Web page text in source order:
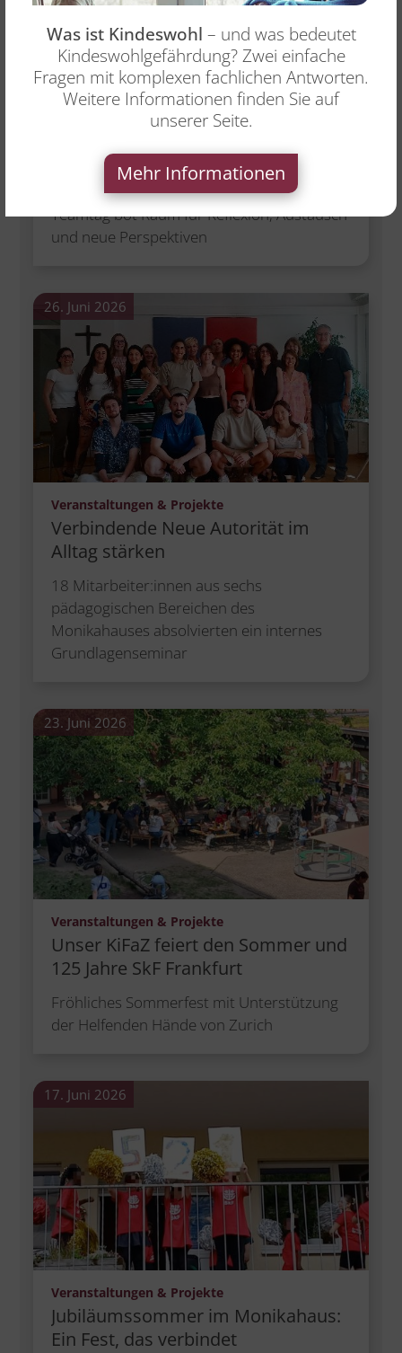
:
Leitungsteam: Was gute Führung
Teamtag bot Raum für Reflexion, Austausch
und neue Perspektiven
Veranstaltungen & Projekte:
Verbindende Neue Autorität im
Alltag stärken
26. Juni 2026
18 Mitarbeiter:innen aus sechs
pädagogischen Bereichen des
Monikahauses absolvierten ein internes
Grundlagenseminar
Veranstaltungen & Projekte:
Unser KiFaZ feiert den Sommer und
125 Jahre SkF Frankfurt
23. Juni 2026
Fröhliches Sommerfest mit Unterstützung
der Helfenden Hände von Zurich
Veranstaltungen & Projekte:
Jubiläumssommer im Monikahaus:
Ein Fest, das verbindet
17. Juni 2026
Was ist Kindeswohl – und was bedeutet
Kindeswohlgefährdung? Zwei einfache
Fragen mit komplexen fachlichen Antworten.
Weitere Informationen finden Sie auf
unserer Seite.
Mehr Informationen